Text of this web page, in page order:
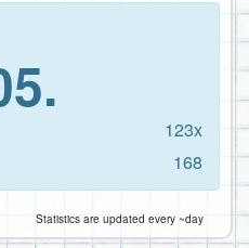
123x
168
Statistics are updated every ~day